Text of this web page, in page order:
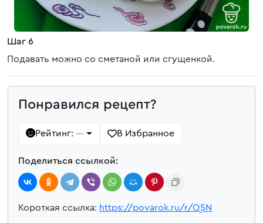
Шаг 6
Подавать можно со сметаной или сгущенкой.
Понравился рецепт?
Рейтинг: — В Избранное
Поделиться ссылкой:
Короткая ссылка: https://povarok.ru/r/Q5N